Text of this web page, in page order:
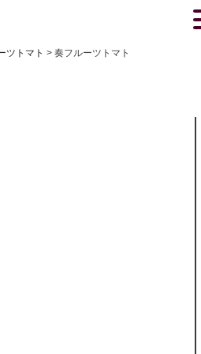
ツトマト 奏フルーツトマト